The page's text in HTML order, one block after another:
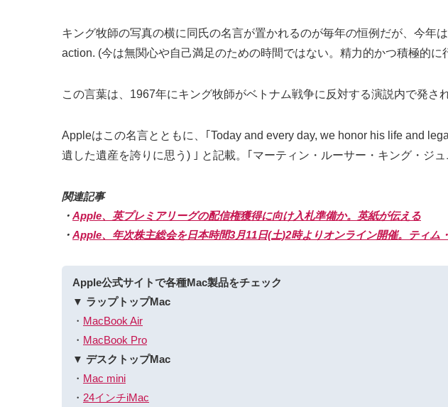
キング牧師の写真の横に同氏の名言が置かれるのが毎年の恒例だが、今年
action. (今は無関心や自己満足のための時間ではない。精力的かつ積極的に
この言葉は、1967年にキング牧師がベトナム戦争に反対する演説内で発さ
Appleはこの名言とともに、｢Today and every day, we honor his life and
遺した遺産を誇りに思う) ｣ と記載。｢マーティン・ルーサー・キング・ジュ
関連記事
・ Apple、英プレミアリーグの配信権獲得に向け入札準備か。英紙が伝える
・ Apple、年次株主総会を日本時間3月11日(土)2時よりオンライン開催。ティム
Apple公式サイトで各種Mac製品をチェック
▼ ラップトップMac
・ MacBook Air
・ MacBook Pro
▼ デスクトップMac
・ Mac mini
・ 24インチiMac